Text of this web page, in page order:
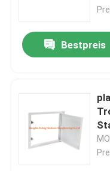
Über uns
Bestpreis